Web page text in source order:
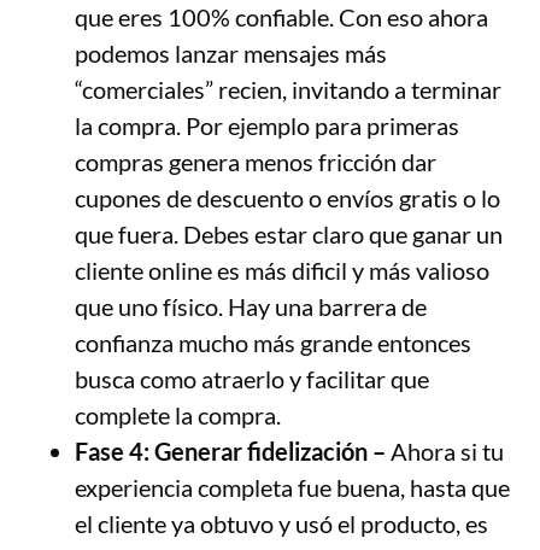
que eres 100% confiable. Con eso ahora
podemos lanzar mensajes más
“comerciales” recien, invitando a terminar
la compra. Por ejemplo para primeras
compras genera menos fricción dar
cupones de descuento o envíos gratis o lo
que fuera. Debes estar claro que ganar un
cliente online es más dificil y más valioso
que uno físico. Hay una barrera de
confianza mucho más grande entonces
busca como atraerlo y facilitar que
complete la compra.
Fase 4:Generar fidelización – Ahora si tu
experiencia completa fue buena, hasta que
el cliente ya obtuvo y usó el producto, es